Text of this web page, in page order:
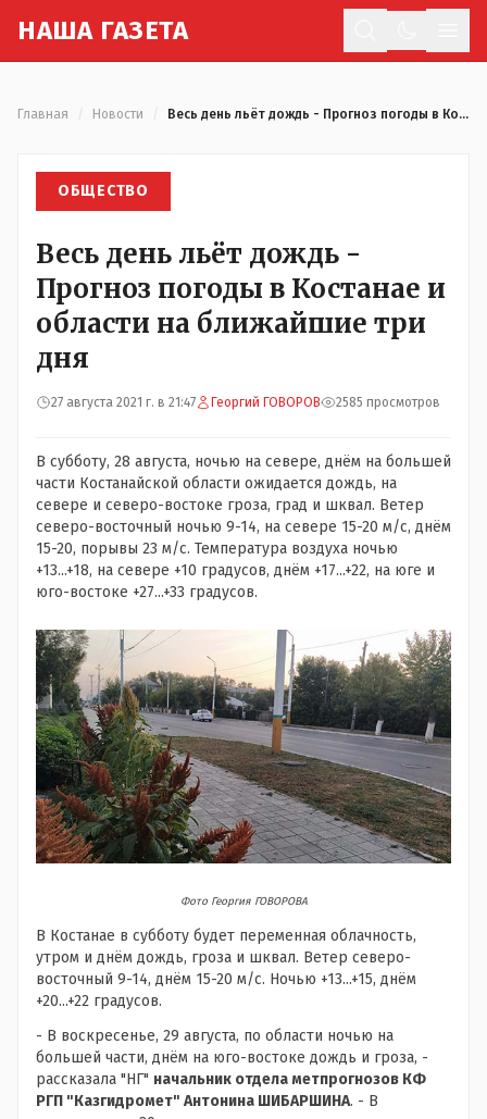
НАША ГАЗЕТА
Главная Новости Весь день льёт дождь - Прогноз погоды в Костанае и области на ближайшие три дня
ОБЩЕСТВО
Весь день льёт дождь -
Прогноз погоды в Костанае и
области на ближайшие три
дня
27 августа 2021 г. в 21:47 Георгий ГОВОРОВ 2585 просмотров
В субботу, 28 августа, ночью на севере, днём на большей
части Костанайской области ожидается дождь, на
севере и северо-востоке гроза, град и шквал. Ветер
северо-восточный ночью 9-14, на севере 15-20 м/с, днём
15-20, порывы 23 м/с. Температура воздуха ночью
+13...+18, на севере +10 градусов, днём +17...+22, на юге и
юго-востоке +27...+33 градусов.
Фото Георгия ГОВОРОВА
В Костанае в субботу будет переменная облачность,
утром и днём дождь, гроза и шквал. Ветер северо-
восточный 9-14, днём 15-20 м/с. Ночью +13...+15, днём
+20...+22 градусов.
- В воскресенье, 29 августа, по области ночью на
большей части, днём на юго-востоке дождь и гроза, -
рассказала "НГ" начальник отдела метпрогнозов КФ
РГП "Казгидромет" Антонина ШИБАРШИНА. - В